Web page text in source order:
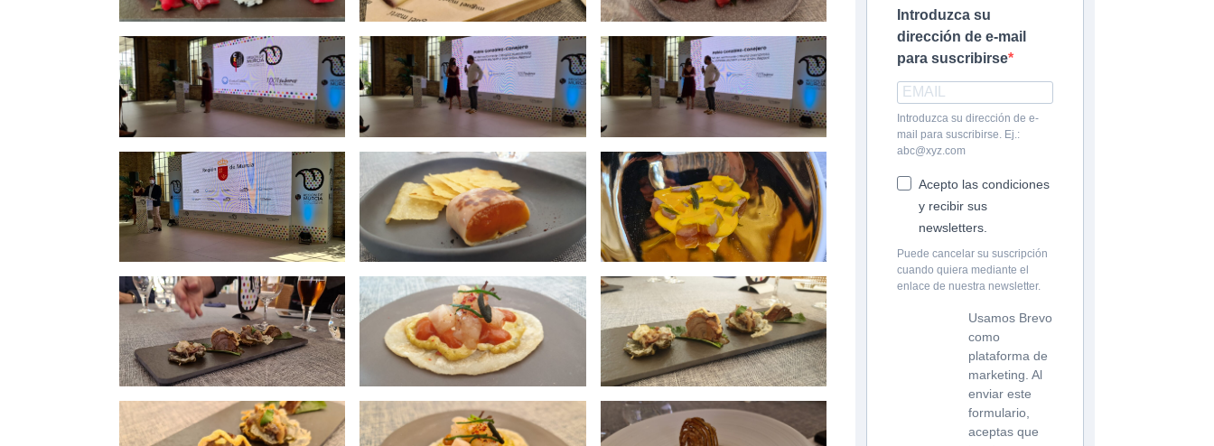
Introduzca su
dirección de e-mail
para suscribirse
Introduzca su dirección de e-
mail para suscribirse. Ej.:
abc@xyz.com
Acepto las condiciones
y recibir sus
newsletters.
Puede cancelar su suscripción
cuando quiera mediante el
enlace de nuestra newsletter.
Usamos Brevo
como
plataforma de
marketing. Al
enviar este
formulario,
aceptas que